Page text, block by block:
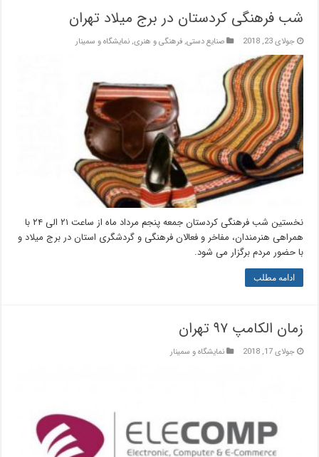
شب فرهنگی کردستان در برج میلاد تهران
جولای 23, 2018 صنایع دستی,فرهنگی و هنری,نمایشگاه و سمینار
نخستین شب فرهنگی کردستان جمعه پنجم مرداد ماه از ساعت ۲۱ الی ۲۴ با
همراهی هنرمندان، مفاخر و فعالان فرهنگی و گردشگری استان در برج میلاد و
با حضور مردم برگزار می شود.
ادامه مطلب
زمان الکامپ ۹۷ تهران
جولای 17, 2018 نمایشگاه و سمینار